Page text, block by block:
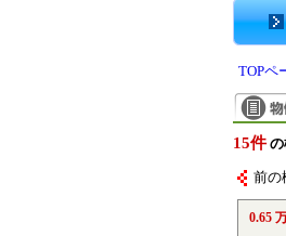
TOPペ
15件
前の
0.65